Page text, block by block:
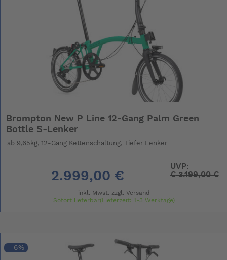
Brompton New P Line 12-Gang Palm Green
Bottle S-Lenker
ab 9,65kg, 12-Gang Kettenschaltung, Tiefer Lenker
2.999,00 €
UVP:
€3.199,00 €
inkl. Mwst. zzgl. Versand
Sofort lieferbar(Lieferzeit: 1-3 Werktage)
- 6%